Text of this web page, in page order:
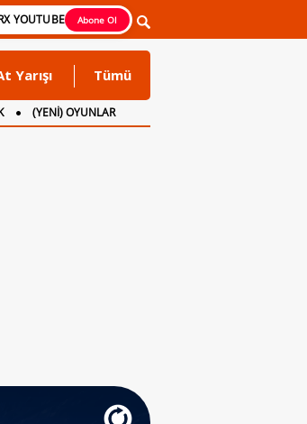
YOUTUBE Abone Ol
Yarışı Tümü
(YENİ) OYUNLAR